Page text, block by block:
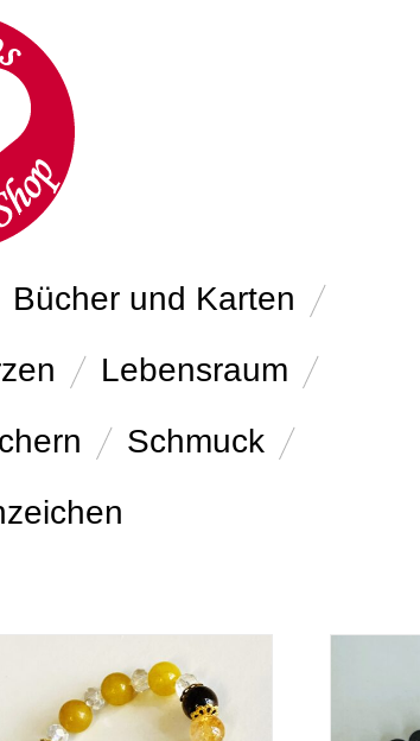
Bücher und Karten
Lebensraum
Schmuck